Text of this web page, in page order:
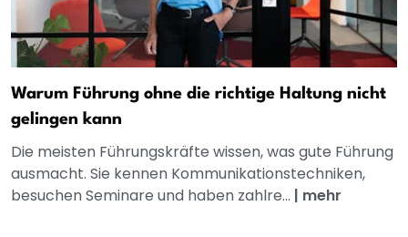
Warum Führung ohne die richtige Haltung nicht
gelingen kann
Die meisten Führungskräfte wissen, was gute Führung
ausmacht. Sie kennen Kommunikationstechniken,
besuchen Seminare und haben zahlre... | mehr